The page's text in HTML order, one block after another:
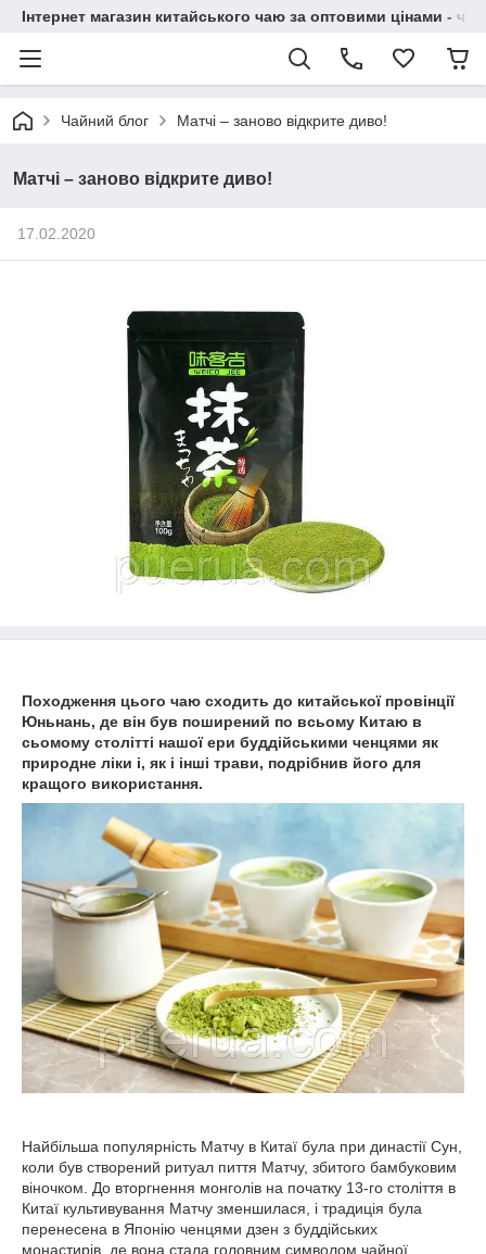
Інтернет магазин китайського чаю за оптовими цінами -
Чайний блог Матчі – заново відкрите диво!
Матчі – заново відкрите диво!
17.02.2020
Походження цього чаю сходить до китайської провінції
Юньнань, де він був поширений по всьому Китаю в
сьомому столітті нашої ери буддійськими ченцями як
природне ліки і, як і інші трави, подрібнив його для
кращого використання.
Найбільша популярність Матчу в Китаї була при династії Сун,
коли був створений ритуал пиття Матчу, збитого бамбуковим
віночком. До вторгнення монголів на початку 13-го століття в
Китаї культивування Матчу зменшилася, і традиція була
перенесена в Японію ченцями дзен з буддійських
монастирів, де вона стала головним символом чайної